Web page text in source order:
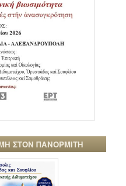
ΣΤΟΝ ΠΑΝΟΡΜΙΤΗ